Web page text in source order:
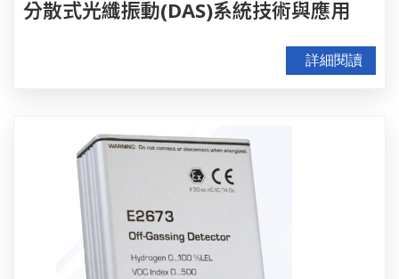
分散式光纖振動(DAS)系統技術與應用
詳細閱讀